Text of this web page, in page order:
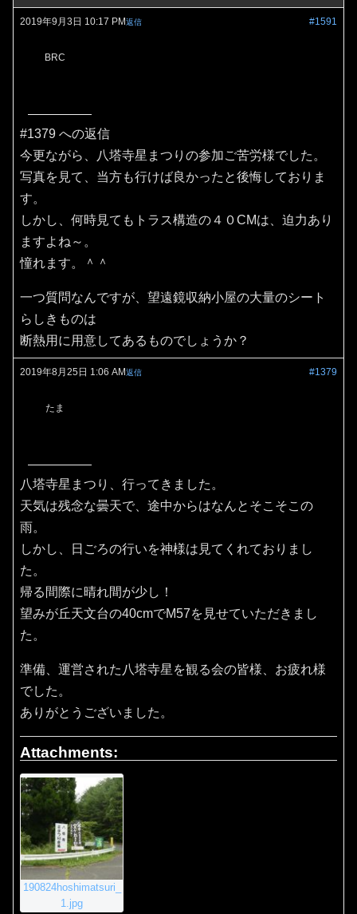
2019年9月3日 10:17 PM #1591
返信
BRC
#1379 への返信
今更ながら、八塔寺星まつりの参加ご苦労様でした。
写真を見て、当方も行けば良かったと後悔しておりま
す。
しかし、何時見てもトラス構造の４０CMは、迫力あり
ますよね～。
憧れます。＾＾
一つ質問なんですが、望遠鏡収納小屋の大量のシート
らしきものは
断熱用に用意してあるものでしょうか？
2019年8月25日 1:06 AM #1379
返信
たま
八塔寺星まつり、行ってきました。
天気は残念な曇天で、途中からはなんとそこそこの
雨。
しかし、日ごろの行いを神様は見てくれておりまし
た。
帰る間際に晴れ間が少し！
望みが丘天文台の40cmでM57を見せていただきまし
た。
準備、運営された八塔寺星を観る会の皆様、お疲れ様
でした。
ありがとうございました。
Attachments:
190824hoshimatsuri_
1.jpg